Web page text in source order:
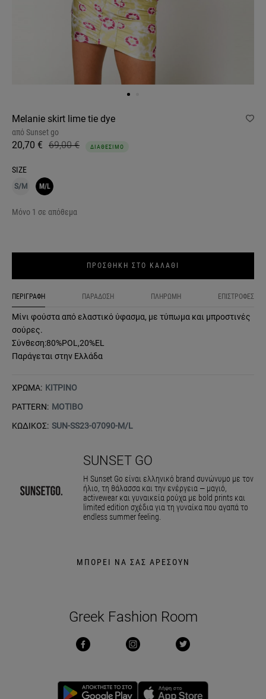
Melanie skirt lime tie dye
απόSunset go
20,70 € 69,00 € ΔΙΑΘΕΣΙΜΟ
SIZE
S/M M/L
Μόνο 1 σε απόθεμα
ΠΡΟΣΘΗΚΗ ΣΤΟ ΚΑΛΑΘΙ
ΠΕΡΙΓΡΑΦΗ ΠΑΡΑΔΟΣΗ ΠΛΗΡΩΜΗ ΕΠΙΣΤΡΟΦΕΣ
Μίνι φούστα από ελαστικό ύφασμα, με τύπωμα και μπροστινές
σούρες.
Σύνθεση:80%POL,20%EL
Παράγεται στην Ελλάδα
ΧΡΩΜΑ: ΚΙΤΡΙΝΟ
PATTERN: ΜΟΤΙΒΟ
ΚΩΔΙΚΟΣ: SUN-SS23-07090-M/L
SUNSET GO
Η Sunset Go είναι ελληνικό brand συνώνυμο με τον
ήλιο, τη θάλασσα και την ενέργεια — μαγιό,
activewear και γυναικεία ρούχα με bold prints και
limited edition σχέδια για τη γυναίκα που αγαπά το
endless summer feeling.
ΜΠΟΡΕΙ ΝΑ ΣΑΣ ΑΡΕΣΟΥΝ
Greek Fashion Room